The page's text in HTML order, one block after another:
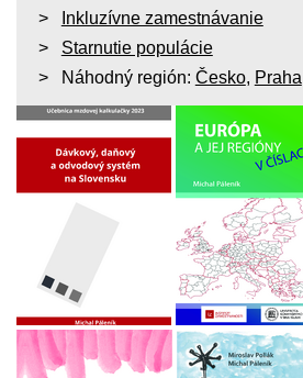
Inkluzívne zamestnávanie
Starnutie populácie
Náhodný región: Česko, Praha